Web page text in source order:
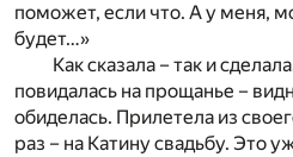
поможет, если что. А у меня,
будет…»
Как сказала – так и
повидалась на прощанье –
обиделась. Прилетела из
раз – на Катину свадьбу. Это